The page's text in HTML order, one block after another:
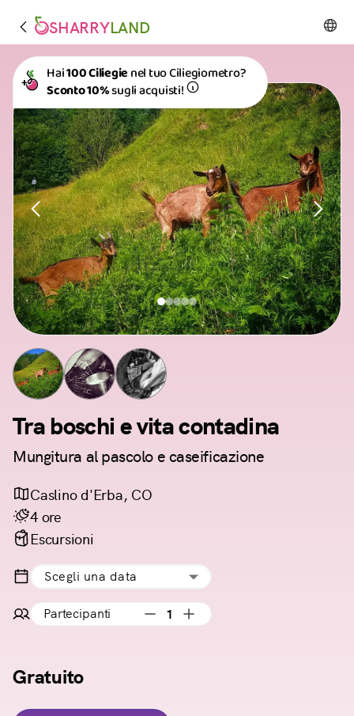
SHARRYLAND
Hai100 Ciliegienel tuo Ciliegiometro?
Sconto 10%sugli acquisti!
Tra boschi e vita contadina
Mungitura al pascolo e caseificazione
Caslino d'Erba, CO
4 ore
Escursioni
Scegli una data
Partecipanti 1
Gratuito